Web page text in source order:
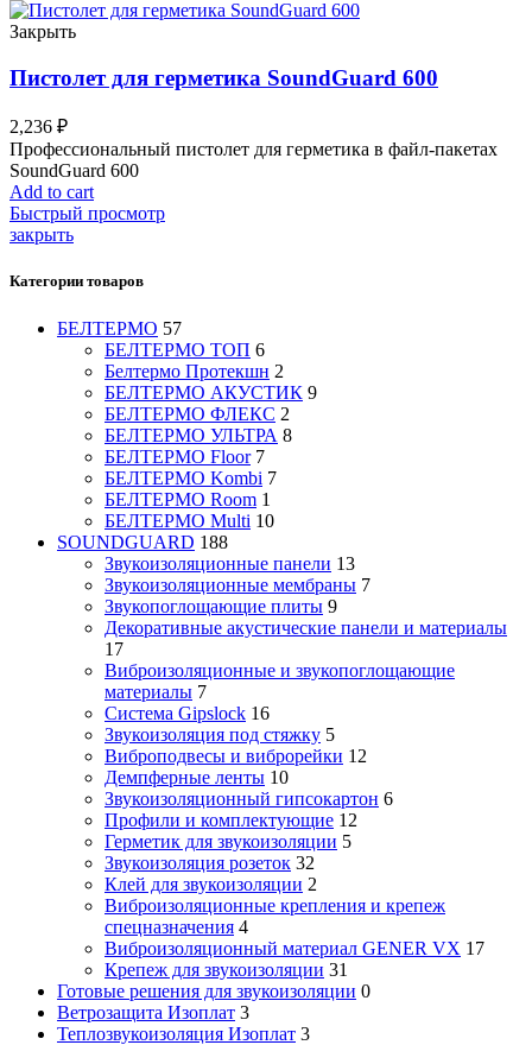
Закрыть
Пистолет для герметика SoundGuard 600
2,236 ₽
Профессиональный пистолет для герметика в файл-пакетах
SoundGuard 600
Add to cart
Быстрый просмотр
закрыть
Категории товаров
БЕЛТЕРМО 57
БЕЛТЕРМО ТОП 6
Белтермо Протекшн 2
БЕЛТЕРМО АКУСТИК 9
БЕЛТЕРМО ФЛЕКС 2
БЕЛТЕРМО УЛЬТРА 8
БЕЛТЕРМО Floor 7
БЕЛТЕРМО Kombi 7
БЕЛТЕРМО Room 1
БЕЛТЕРМО Multi 10
SOUNDGUARD 188
Звукоизоляционные панели 13
Звукоизоляционные мембраны 7
Звукопоглощающие плиты 9
Декоративные акустические панели и материалы
17
Виброизоляционные и звукопоглощающие
материалы 7
Система Gipslock 16
Звукоизоляция под стяжку 5
Виброподвесы и виброрейки 12
Демпферные ленты 10
Звукоизоляционный гипсокартон 6
Профили и комплектующие 12
Герметик для звукоизоляции 5
Звукоизоляция розеток 32
Клей для звукоизоляции 2
Виброизоляционные крепления и крепеж
спецназначения 4
Виброизоляционный материал GENER VX 17
Крепеж для звукоизоляции 31
Готовые решения для звукоизоляции 0
Ветрозащита Изоплат 3
Теплозвукоизоляция Изоплат 3